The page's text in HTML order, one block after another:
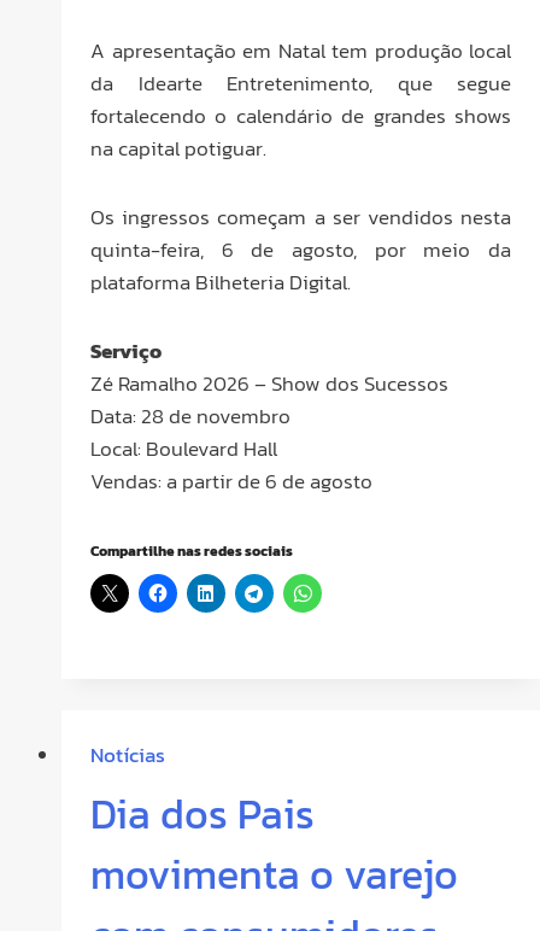
A apresentação em Natal tem produção local
da Idearte Entretenimento, que segue
fortalecendo o calendário de grandes shows
na capital potiguar.
Os ingressos começam a ser vendidos nesta
quinta-feira, 6 de agosto, por meio da
plataforma Bilheteria Digital.
Serviço
Zé Ramalho 2026 – Show dos Sucessos
Data: 28 de novembro
Local: Boulevard Hall
Vendas: a partir de 6 de agosto
Compartilhe nas redes sociais
Notícias
Dia dos Pais
movimenta o varejo